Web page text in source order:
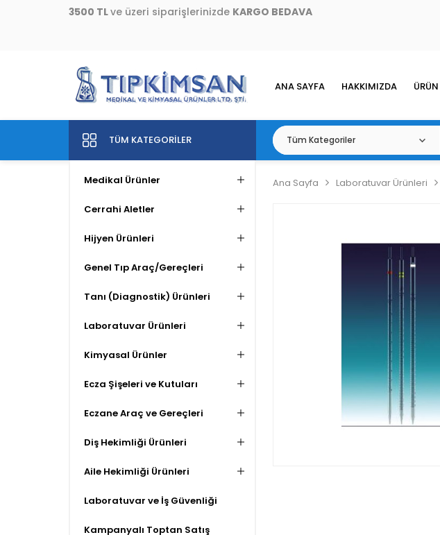
3500 TL ve üzeri siparişlerinizde KARGO BEDAVA
ANA SAYFA HAKKIMIZDA
TÜM KATEGORILER
Medikal Ürünler
Cerrahi Aletler
Hijyen Ürünleri
Genel Tıp Araç/Gereçleri
Tanı (Diagnostik) Ürünleri
Laboratuvar Ürünleri
Kimyasal Ürünler
Ecza Şişeleri ve Kutuları
Eczane Araç ve Gereçleri
Diş Hekimliği Ürünleri
Aile Hekimliği Ürünleri
Laboratuvar ve İş Güvenliği
Kampanyalı Toptan Satış
Ana Sayfa Laboratuvar Ürünleri